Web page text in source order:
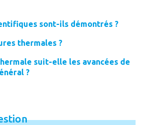
sont-ils démontrés ?
thermales ?
suit-elle les avancées de
?